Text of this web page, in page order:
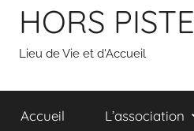
HORS PISTE
Lieu de Vie et d'Accueil
Accueil L’association